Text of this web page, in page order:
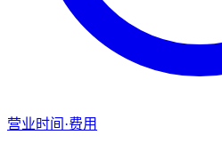
营业时间·费用